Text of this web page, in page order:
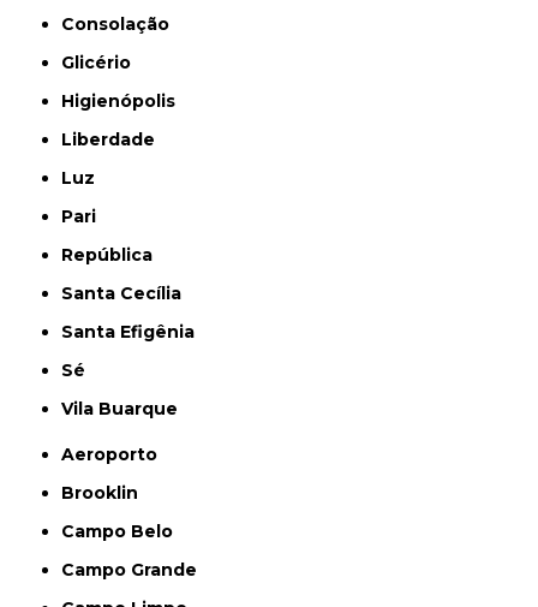
Consolação
Glicério
Higienópolis
Liberdade
Luz
Pari
República
Santa Cecília
Santa Efigênia
Sé
Vila Buarque
Aeroporto
Brooklin
Campo Belo
Campo Grande